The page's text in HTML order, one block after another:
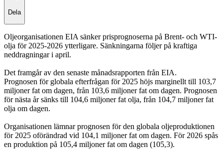
Dela
Oljeorganisationen EIA sänker prisprognoserna på Brent- och WTI-
olja för 2025-2026 ytterligare. Sänkningarna följer på kraftiga
neddragningar i april.
Det framgår av den senaste månadsrapporten från EIA.
Prognosen för globala efterfrågan för 2025 höjs marginellt till 103,7
miljoner fat om dagen, från 103,6 miljoner fat om dagen. Prognosen
för nästa år sänks till 104,6 miljoner fat olja, från 104,7 miljoner fat
olja om dagen.
Organisationen lämnar prognosen för den globala oljeproduktionen
för 2025 oförändrad vid 104,1 miljoner fat om dagen. För 2026 spås
en produktion på 105,4 miljoner fat om dagen (105,3).